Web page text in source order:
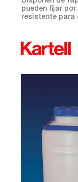
pueden fijar
resistente para